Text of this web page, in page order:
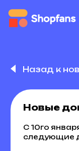
Назад к
Новые
С 10го
следующие